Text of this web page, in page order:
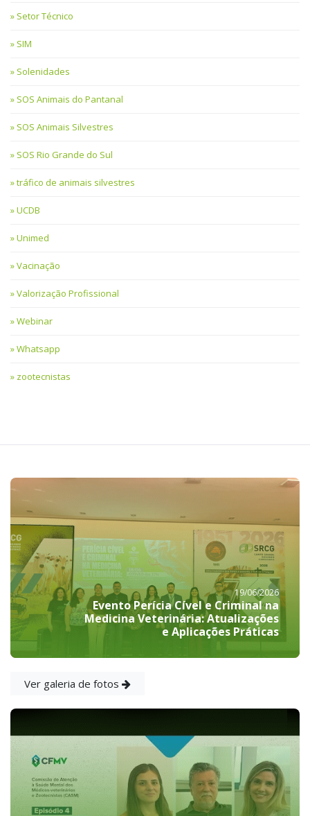
Setor Técnico
SIM
Solenidades
SOS Animais do Pantanal
SOS Animais Silvestres
SOS Rio Grande do Sul
tráfico de animais silvestres
UCDB
Unimed
Vacinação
Valorização Profissional
Webinar
Whatsapp
zootecnistas
19/06/2026
Evento Perícia Cível e Criminal na
Medicina Veterinária: Atualizações
e Aplicações Práticas
Ver galeria de fotos